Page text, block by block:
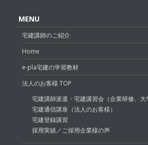
MENU
宅建講師のご紹介
Home
e-pla宅建の学習教材
法人のお客様 TOP
宅建講師派遣・宅建講習会（企業研修、大
宅建通信講座（法人のお客様）
宅建登録講習
採用実績／ご採用企業様の声